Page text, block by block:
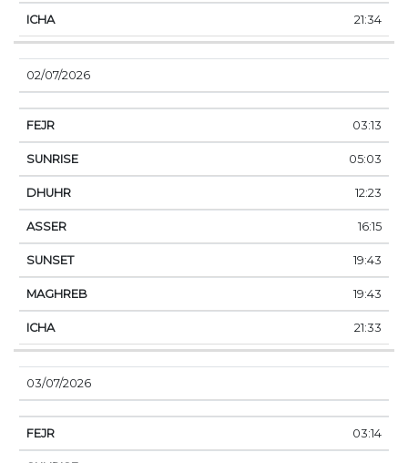
21:34
02/07/2026
03:13
05:03
12:23
16:15
19:43
19:43
21:33
03/07/2026
03:14